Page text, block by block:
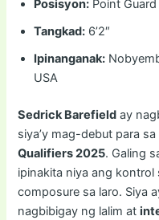
Posisyon: Point Guard
Tangkad: 6’2″
Ipinanganak:
USA
Sedrick Barefield ay
siya’y mag-debut para
Qualifiers 2025. Galing
ipinakita niya ang
composure sa laro. Siya
nagbibigay ng lalim at